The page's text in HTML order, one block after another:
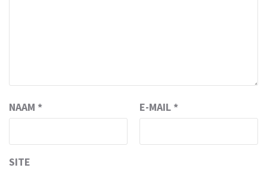
NAAM * E-MAIL *
SITE